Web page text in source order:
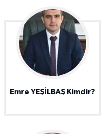
Emre YEŞİLBAŞ Kimdir?